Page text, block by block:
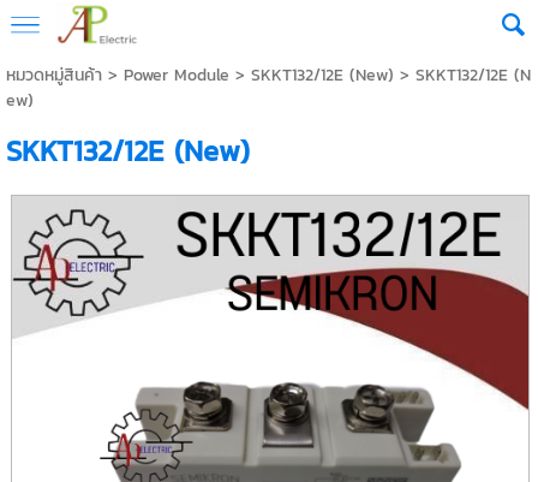
หมวดหมู่สินค้า> Power Module > SKKT132/12E (New) > SKKT132/12E (N
ew)
SKKT132/12E (New)